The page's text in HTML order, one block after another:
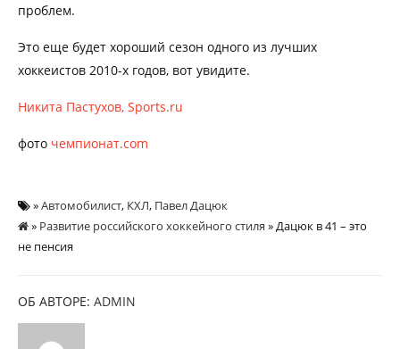
проблем.
Это еще будет хороший сезон одного из лучших
хоккеистов 2010-х годов, вот увидите.
Никита Пастухов, Sports.ru
фото чемпионат.com
»Автомобилист, КХЛ, Павел Дацюк
» Развитие российского хоккейного стиля » Дацюк в 41 – это
не пенсия
ОБ АВТОРЕ: ADMIN